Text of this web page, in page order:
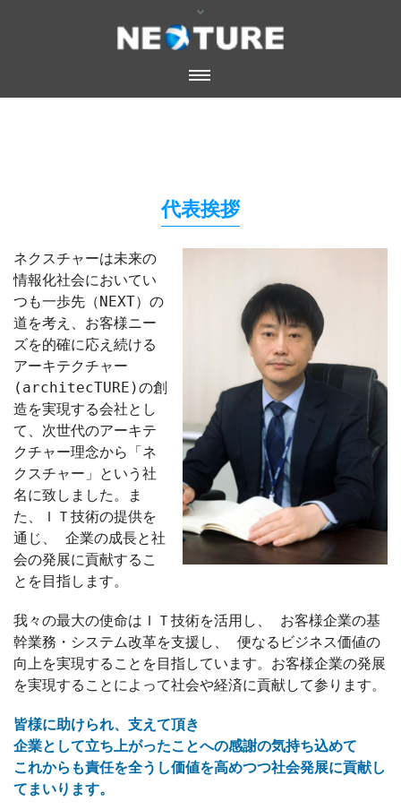
代表挨拶
ネクスチャーは未来の
情報化社会においてい
つも一歩先（NEXT）の
道を考え、お客様ニー
ズを的確に応え続ける
アーキテクチャー
(architecTURE)の創
造を実現する会社とし
て、次世代のアーキテ
クチャー理念から「ネ
クスチャー」という社
名に致しました。ま
た、ＩＴ技術の提供を
通じ、 企業の成長と社
会の発展に貢献するこ
とを目指します。
我々の最大の使命はＩＴ技術を活用し、 お客様企業の基
幹業務・システム改革を支援し、 便なるビジネス価値の
向上を実現することを目指しています。お客様企業の発展
を実現することによって社会や経済に貢献して参ります。
皆様に助けられ、支えて頂き
企業として立ち上がったことへの感謝の気持ち込めて
これからも責任を全うし価値を高めつつ社会発展に貢献し
てまいります。